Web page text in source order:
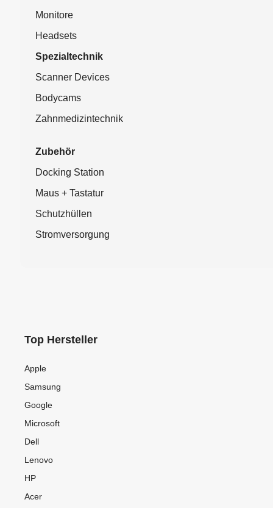
Monitore
Headsets
Spezialtechnik
Scanner Devices
Bodycams
Zahnmedizintechnik
Zubehör
Docking Station
Maus + Tastatur
Schutzhüllen
Stromversorgung
Top Hersteller
Apple
Samsung
Google
Microsoft
Dell
Lenovo
HP
Acer